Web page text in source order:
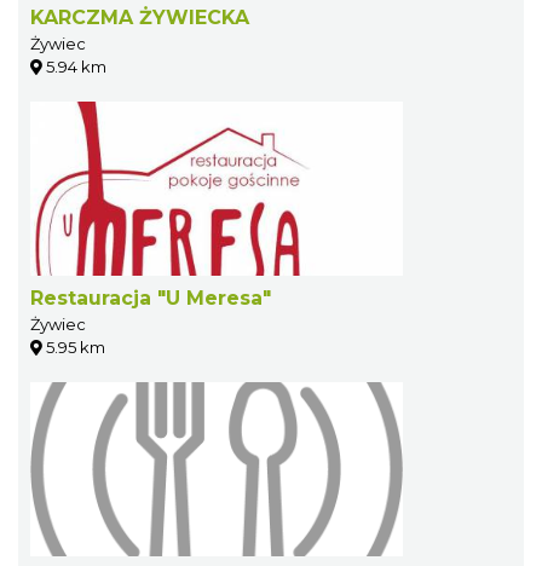
KARCZMA ŻYWIECKA
Żywiec
5.94 km
Restauracja "U Meresa"
Żywiec
5.95 km